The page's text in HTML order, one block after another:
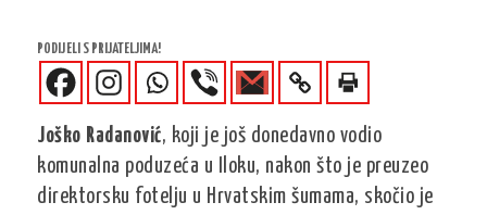
PODIJELI S PRIJATELJIMA!
Joško Radanović, koji je još donedavno vodio
komunalna poduzeća u Iloku, nakon što je preuzeo
direktorsku fotelju u Hrvatskim šumama, skočio je